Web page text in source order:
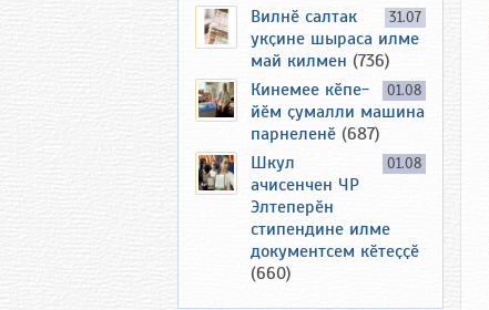
31.07
Вилнӗ салтак
укҫине шыраса илме
май килмен (736)
01.08
Кинемее кӗпе-
йӗм ҫумалли машина
парнеленӗ (687)
01.08
Шкул
ачисенчен ЧР
Элтеперӗн
стипендине илме
документсем кӗтеҫҫӗ
(660)